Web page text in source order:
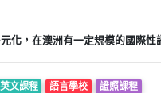
化，在澳洲有一定規模的國際性
文課程 語言學校 證照課程